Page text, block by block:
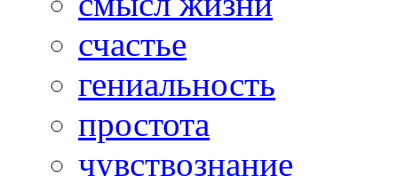
счастье
гениальность
простота
чувствознание